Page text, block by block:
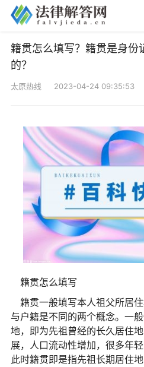
籍贯怎么填写？籍贯是身份
的？
太原热线 2023-04-24 09:35:53
籍贯怎么填写
籍贯一般填写本人祖父所居
与户籍是不同的两个概念。一
地，即为先祖曾经的长久居住
展，人口流动性增加，很多年
此时籍贯即是指先祖长期居住